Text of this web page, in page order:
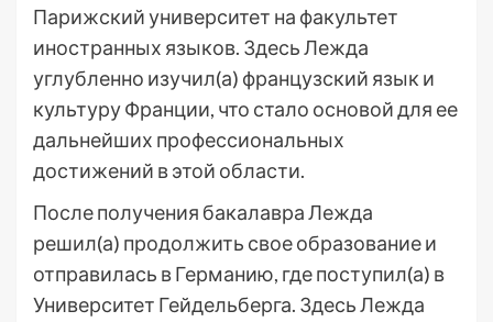
Парижский университет на факультет
иностранных языков. Здесь Лежда
углубленно изучил(а) французский язык и
культуру Франции, что стало основой для ее
дальнейших профессиональных
достижений в этой области.
После получения бакалавра Лежда
решил(а) продолжить свое образование и
отправилась в Германию, где поступил(а) в
Университет Гейдельберга. Здесь Лежда